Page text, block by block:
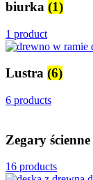
biurka (1)
1 product
Lustra (6)
6 products
Zegary ścienne
16 products